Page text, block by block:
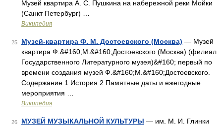
Музей квартира А. С. Пушкина на набережной реки Мойки
(Санкт Петербург) …
Википедия
25 Музей-квартира Ф. М. Достоевского (Москва) — Музей
квартира Ф.&#160;М.&#160;Достоевского (Москва) (филиал
Государственного Литературного музея)&#160; первый по
времени создания музей Ф.&#160;М.&#160;Достоевского.
Содержание 1 История 2 Памятные даты и ежегодные
мероприятия …
Википедия
26 МУЗЕЙ МУЗЫКАЛЬНОЙ КУЛЬТУРЫ — им. М. И. Глинки